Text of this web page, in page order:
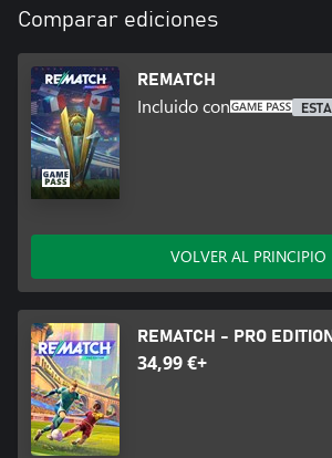
Comparar ediciones
REMATCH
Incluido con
VOLVER AL PRINCIPIO
REMATCH - PRO EDITION
34,99 €+